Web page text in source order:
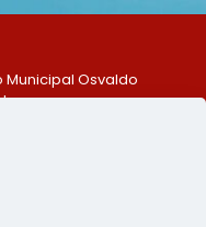
Municipal Osvaldo
CEP: 553370-128
1569